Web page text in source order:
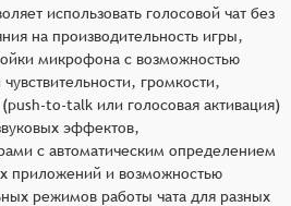
использовать голосовой чат без
на производительность игры,
микрофона с возможностью
громкости,
to-talk или голосовая активация)
эффектов,
с автоматическим определением
приложений и возможностью
режимов работы чата для разных